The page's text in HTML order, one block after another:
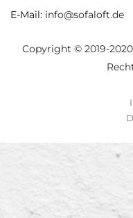
E-Mail: info@sofaloft.de
Copyright © 2019-